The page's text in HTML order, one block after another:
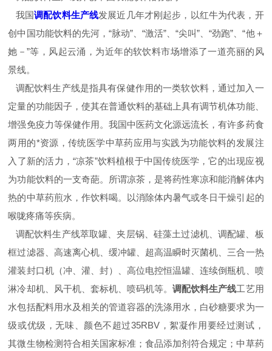
我国调配饮料生产线发展近几年才刚起步，以红牛为代表，开
创中国功能饮料的先河，“脉动”、“激活”、“尖叫”、“劲跑”、“他＋
她－”等，风起云涌，为近年的软饮料市场增添了一道亮丽的风
景线。
调配饮料生产线是指具有保健作用的一类软饮料，通过加入一
定量的功能因子，使其在普通饮料的基础上具有调节机体功能、
增强免疫力等保健作用。我国中医药文化源远流长，有许多药食
两用的*资源，传统医学中草药应用与实践为功能饮料的发展注
入了新的活力，“凉茶”饮料植根于中国传统医学，它的出现应视
为功能饮料的一支奇葩。所谓凉茶，是将药性寒凉和能消解体内
热的中草药煎水，作饮料喝。以消除体内暑气或冬日干燥引起的
喉咙疼痛等疾病。
调配饮料生产线萃取罐、夹层锅、硅藻土过滤机、调配罐、板
框过滤器、高速离心机、缓冲罐、超高温瞬时灭菌机、三合一热
灌装封口机（冲、灌、封）、高位电控恒温罐、连续倒瓶机、喷
淋冷却机、风干机、套标机、喷码机等。调配饮料生产线工艺用
水包括配料用水及相关的管道容器的洗涤用水，白砂糖要求为一
级或优级，无味、颜色不超过35RBV，絮凝作用要经过测试，
其微生物检测符合相关国家标准；食品添加剂符合规定；中草药